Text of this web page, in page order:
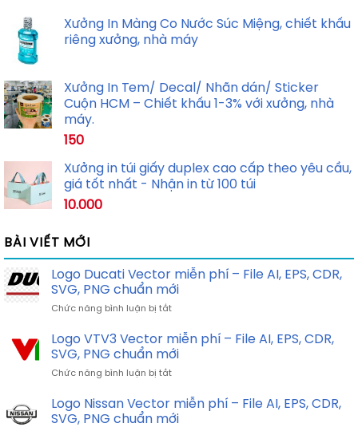
Xưởng In Màng Co Nước Súc Miệng, chiết khấu
riêng xưởng, nhà máy
Xưởng In Tem/ Decal/ Nhãn dán/ Sticker
Cuộn HCM – Chiết khấu 1-3% với xưởng, nhà
máy.
150
Xưởng in túi giấy duplex cao cấp theo yêu cầu,
giá tốt nhất - Nhận in từ 100 túi
10.000
BÀI VIẾT MỚI
Logo Ducati Vector miễn phí – File AI, EPS, CDR,
SVG, PNG chuẩn mới
Chức năng bình luận bị tắtở
Ducati
Vector
phí
File
AI,
Logo VTV3 Vector miễn phí – File AI, EPS, CDR,
SVG, PNG chuẩn mới
Chức năng bình luận bị tắtở
VTV3
Vector
Logo Nissan Vector miễn phí – File AI, EPS, CDR,
SVG, PNG chuẩn mới